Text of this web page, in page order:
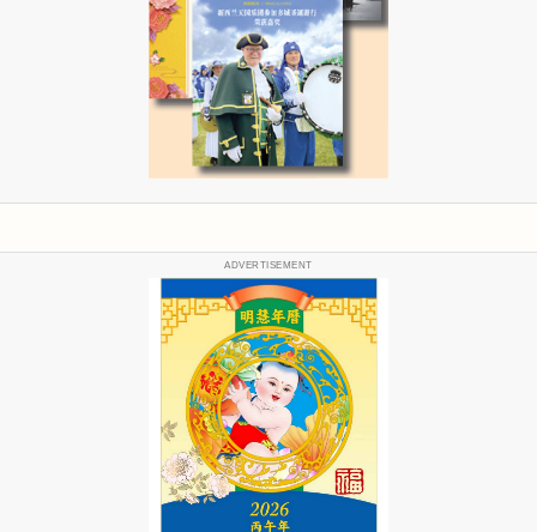
ADVERTISEMENT